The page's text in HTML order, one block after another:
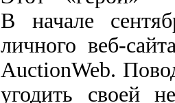
В начале
личного веб-
AuctionWeb.
угодить своей